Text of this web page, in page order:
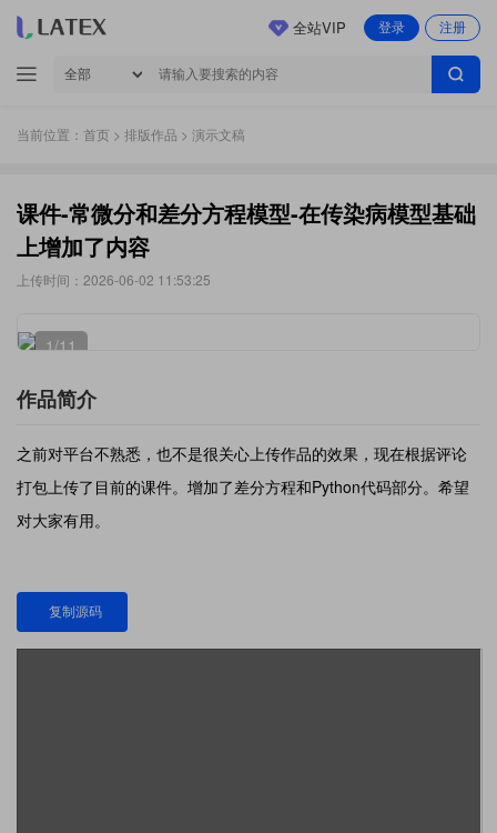
登录 注册
全站VIP
当前位置： 首页 > 排版作品 > 演示文稿
课件-常微分和差分方程模型-在传染病模型基础
上增加了内容
上传时间：2026-06-02 11:53:25
1/11
作品简介
之前对平台不熟悉，也不是很关心上传作品的效果，现在根据评论
打包上传了目前的课件。增加了差分方程和Python代码部分。希望
对大家有用。
复制源码